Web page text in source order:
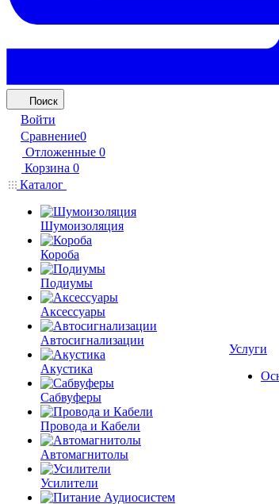
Поиск
Войти
Сравнение0
Отложенные 0
Корзина 0
Каталог
Шумоизоляция
Короба
Подиумы
Аксессуары
Автосигнализации
Акустика
Сабвуферы
Провода и Кабели
Автомагнитолы
Усилители
Услуги